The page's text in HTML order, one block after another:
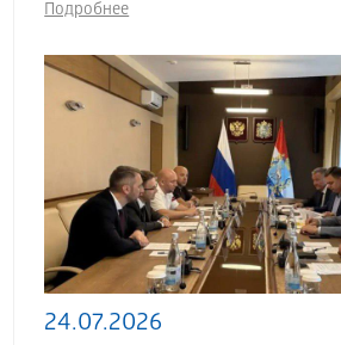
Подробнее
24.07.2026